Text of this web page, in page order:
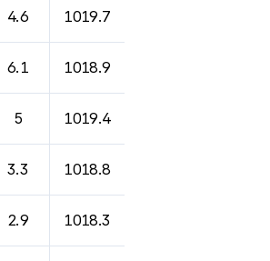
4.6 1019.7
6.1 1018.9
5 1019.4
3.3 1018.8
2.9 1018.3